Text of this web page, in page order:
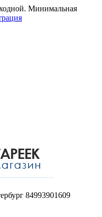
Минимальная
84993901609